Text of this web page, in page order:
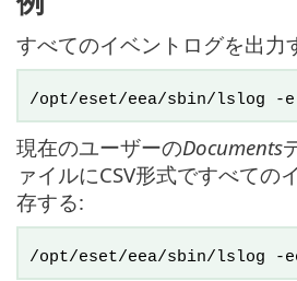
すべてのイベントログを出力
/opt/eset/eea/sbin/lslog -e
現在のユーザーのDocuments
ァイルにCSV形式ですべての
存する:
/opt/eset/eea/sbin/lslog -ec